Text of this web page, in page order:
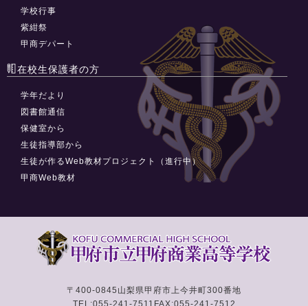
学校行事
紫紺祭
甲商デパート
在校生保護者の方
学年だより
図書館通信
保健室から
生徒指導部から
生徒が作るWeb教材プロジェクト（進行中）
甲商Web教材
〒400-0845 山梨県甲府市上今井町300番地
TEL:055-241-7511 FAX:055-241-7512